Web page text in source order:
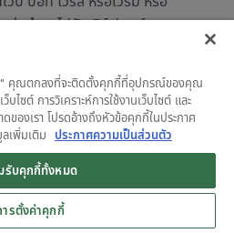
ส่งคำขอไปยังเซิร์ฟเวอร์หลาย
เป็นภาระหรืออุปสรรคต่อการดำเนิน
นของแอปพลิเคชันและ/หรือ
อปพลิเคชันเพื่อค้นหา/เรียกคืนไซต์
นในลักษณะแมนนวลหรืออัตโนมัติ
รรชนี “เหมืองข้อมูล” หรือกระทำ
ซ้ำ หรือหลีกเลี่ยงโครงสร้างแผนที่
Structure) หรือการนำเสนอการ
การบริการ
" คุณตกลงที่จะติดตั้งคุกกี้ที่อุปกรณ์ของคุณ
ไซต์ การวิเคราะห์การใช้งานเว็บไซต์ และ
องเรา โปรดอ้างถึงหัวข้อคุกกี้ในประกาศ
เพิ่มเติม
ประกาศความเป็นส่วนตัว
รับคุกกี้ทั้งหมด
ารตั้งค่าคุกกี้